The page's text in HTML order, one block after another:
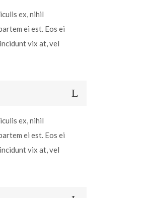
ex, nihil
ei est. Eos ei
vix at, vel
ex, nihil
ei est. Eos ei
vix at, vel